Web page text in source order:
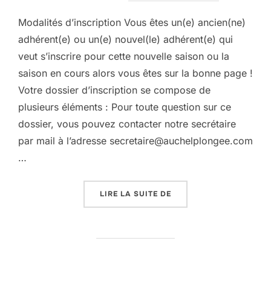
Modalités d’inscription Vous êtes un(e) ancien(ne)
adhérent(e) ou un(e) nouvel(le) adhérent(e) qui
veut s’inscrire pour cette nouvelle saison ou la
saison en cours alors vous êtes sur la bonne page !
Votre dossier d’inscription se compose de
plusieurs éléments : Pour toute question sur ce
dossier, vous pouvez contacter notre secrétaire
par mail à l’adresse secretaire@auchelplongee.com
…
LIRE LA SUITE DE